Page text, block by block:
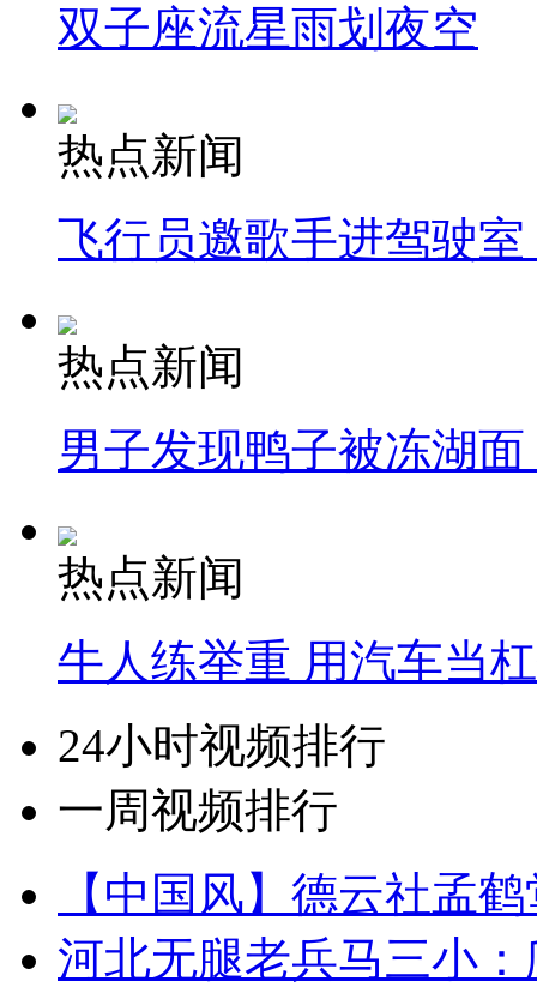
双子座流星雨划夜空
热点新闻
飞行员邀歌手进驾驶
热点新闻
男子发现鸭子被冻湖
热点新闻
牛人练举重 用汽车当
24小时视频排行
一周视频排行
【中国风】德云社孟
河北无腿老兵马三小